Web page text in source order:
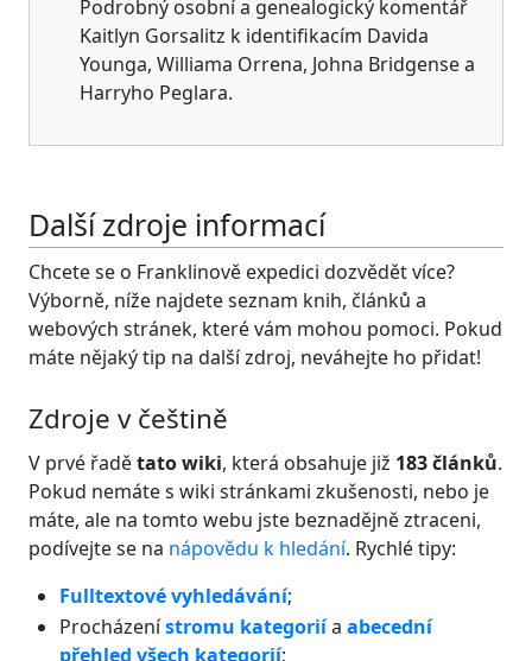
Podrobný osobní a genealogický komentář
Kaitlyn Gorsalitz k identifikacím Davida
Younga, Williama Orrena, Johna Bridgense a
Harryho Peglara.
Další zdroje informací
Chcete se o Franklinově expedici dozvědět více?
Výborně, níže najdete seznam knih, článků a
webových stránek, které vám mohou pomoci. Pokud
máte nějaký tip na další zdroj, neváhejte ho přidat!
Zdroje v češtině
V prvé řadětato wiki, která obsahuje již 183 článků.
Pokud nemáte s wiki stránkami zkušenosti, nebo je
máte, ale na tomto webu jste beznadějně ztraceni,
podívejte se na nápovědu k hledání. Rychlé tipy:
Fulltextové vyhledávání;
Procházenístromu kategoriía abecední
přehled všech kategorií;